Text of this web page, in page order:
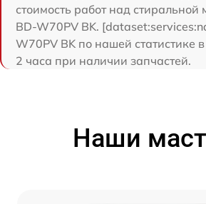
стоимость работ над
BD-W70PV BK.
W70PV BK по нашей статистике
2 часа при наличии запчастей.
Наши